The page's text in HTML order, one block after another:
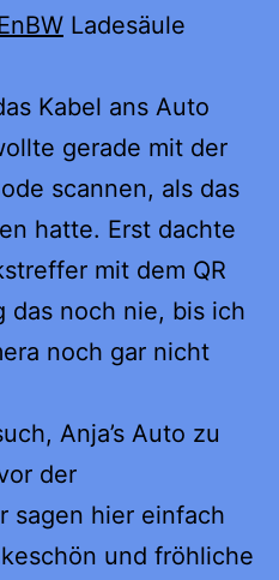
Ladesäule
Kabel ans Auto
gerade mit der
scannen, als das
hatte. Erst dachte
mit dem QR
das noch nie, bis ich
noch gar nicht
Anja’s Auto zu
der
sagen hier einfach
und fröhliche